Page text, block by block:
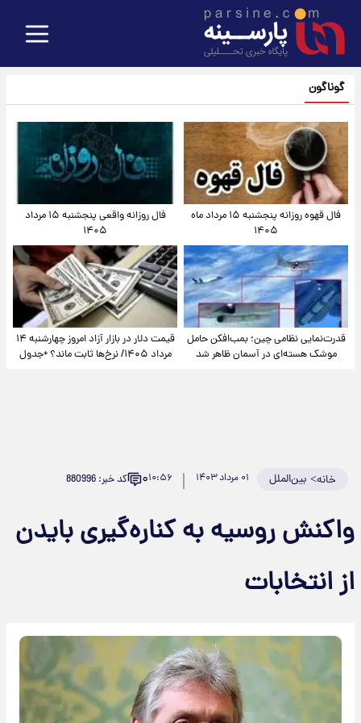
گوناگون
فال قهوه روزانه پنجشنبه ۱۵ مرداد ماه
۱۴۰۵
فال روزانه واقعی پنجشنبه ۱۵ مرداد
۱۴۰۵
قدرت‌نمایی نظامی چین؛ بمب‌افکن حامل
موشک هسته‌ای در آسمان ظاهر شد
قیمت دلار در بازار آزاد امروز چهارشنبه ۱۴
مرداد ۱۴۰۵/ نرخ‌ها ثابت ماند؟ +جدول
خانه> بین‌الملل ۰۱ مرداد ۱۴۰۳ ۱۰:۵۶۰ کد خبر: 880996
واکنش روسیه به کناره‌گیری بایدن
از انتخابات